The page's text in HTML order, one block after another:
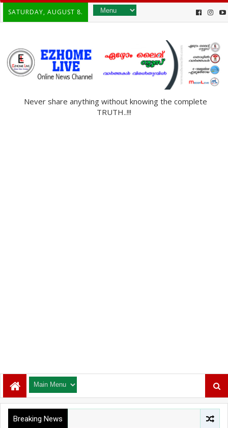
SATURDAY, AUGUST 8.
Never share anything without knowing the complete
TRUTH..!!!
Breaking News